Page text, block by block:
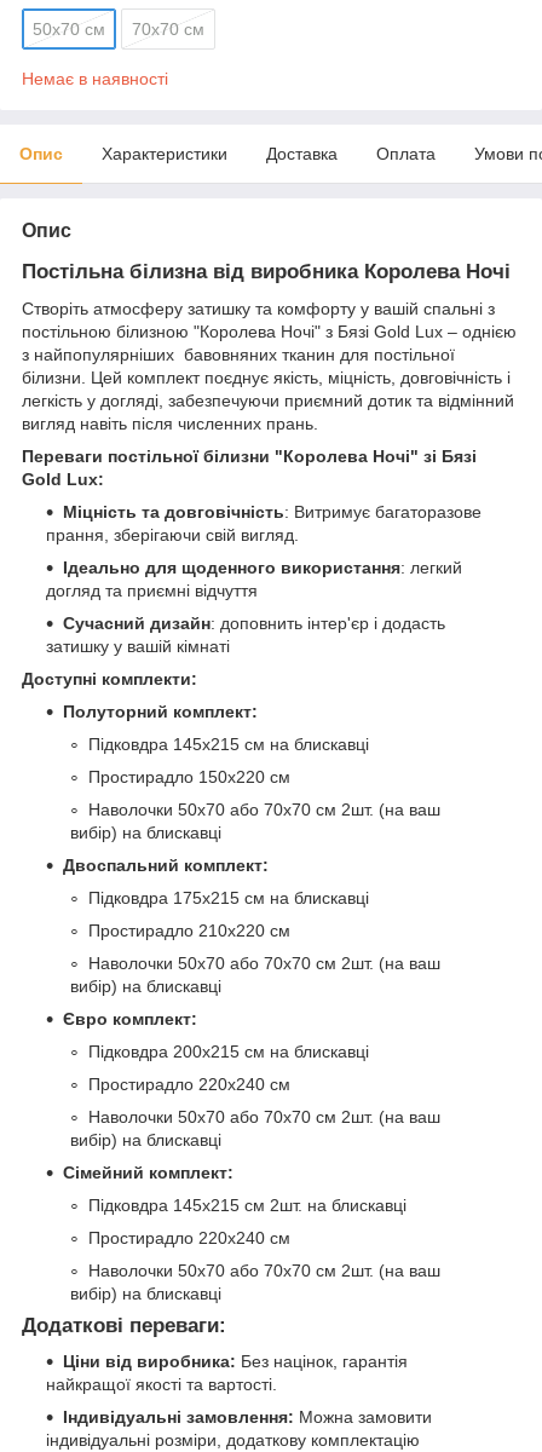
50х70 см 70х70 см
Немає в наявності
Опис Характеристики Доставка Оплата Умови
Опис
Постільна білизна від виробника Королева Ночі
Створіть атмосферу затишку та комфорту у вашій спальні з
постільною білизною "Королева Ночі" з Бязі Gold Lux – однією
з найпопулярніших бавовняних тканин для постільної
білизни. Цей комплект поєднує якість, міцність, довговічність і
легкість у догляді, забезпечуючи приємний дотик та відмінний
вигляд навіть після численних прань.
Переваги постільної білизни "Королева Ночі" зі Бязі
Gold Lux:
Міцність та довговічність: Витримує багаторазове
прання, зберігаючи свій вигляд.
Ідеально для щоденного використання: легкий
догляд та приємні відчуття
Сучасний дизайн: доповнить інтер'єр і додасть
затишку у вашій кімнаті
Доступні комплекти:
Полуторний комплект:
Підковдра 145х215 см на блискавці
Простирадло 150х220 см
Наволочки 50х70 або 70х70 см 2шт. (на ваш
вибір) на блискавці
Двоспальний комплект:
Підковдра 175х215 см на блискавці
Простирадло 210х220 см
Наволочки 50х70 або 70х70 см 2шт. (на ваш
вибір) на блискавці
Євро комплект:
Підковдра 200х215 см на блискавці
Простирадло 220х240 см
Наволочки 50х70 або 70х70 см 2шт. (на ваш
вибір) на блискавці
Сімейний комплект:
Підковдра 145х215 см 2шт. на блискавці
Простирадло 220х240 см
Наволочки 50х70 або 70х70 см 2шт. (на ваш
вибір) на блискавці
Додаткові переваги:
Ціни від виробника: Без націнок, гарантія
найкращої якості та вартості.
Індивідуальні замовлення: Можна замовити
індивідуальні розміри, додаткову комплектацію